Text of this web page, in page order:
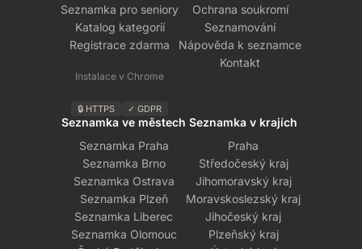
Seznamka pro seniory
Katalog kategorií
Registrace zdarma
Instalace v Chrome
🔒 HTTPS ✓ GDPR
Ochrana soukromí
Seznamování
Nápověda k seznamce
Kontakt
Seznamka ve městech
Seznamka Praha
Seznamka Brno
Seznamka Ostrava
Seznamka Plzeň
Seznamka Liberec
Seznamka Olomouc
Seznamka v krajích
Praha
Středočeský kraj
Jihomoravský kraj
Moravskoslezský kraj
Jihočeský kraj
Plzeňský kraj